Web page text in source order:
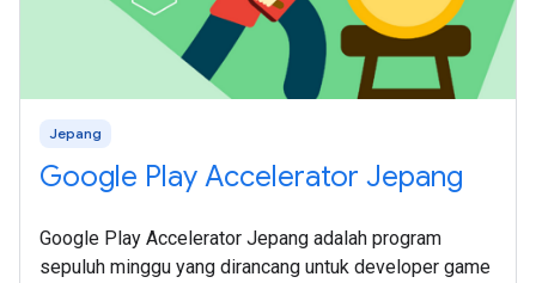
Jepang
Google Play Accelerator Jepang
Google Play Accelerator Jepang adalah program
sepuluh minggu yang dirancang untuk developer game